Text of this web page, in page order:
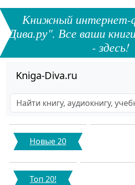
Книжный интернет-
Дива.ру". Все ваши
- здесь!
Kniga-Diva.ru
Новые 20
Топ 20!